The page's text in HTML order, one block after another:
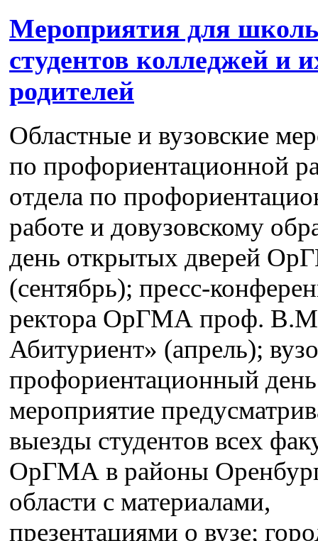
Мероприятия для
студентов колледжей и
родителей
Областные и вузовские
по профориентационной
отдела по
работе и довузовскому
день открытых дверей
(сентябрь); пресс-
ректора ОрГМА проф.
Абитуриент» (апрель);
профориентационный
мероприятие
выезды студентов всех
ОрГМА в районы
области с материалами,
презентациями о вузе;